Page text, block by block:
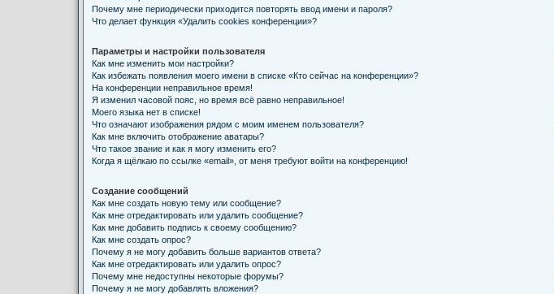
Почему мне периодически приходится повторять ввод имени и пароля?
Что делает функция «Удалить cookies конференции»?
Параметры и настройки пользователя
Как мне изменить мои настройки?
Как избежать появления моего имени в списке «Кто сейчас на конференции»?
На конференции неправильное время!
Я изменил часовой пояс, но время всё равно неправильное!
Моего языка нет в списке!
Что означают изображения рядом с моим именем пользователя?
Как мне включить отображение аватары?
Что такое звание и как я могу изменить его?
Когда я щёлкаю по ссылке «email», от меня требуют войти на конференцию!
Создание сообщений
Как мне создать новую тему или сообщение?
Как мне отредактировать или удалить сообщение?
Как мне добавить подпись к своему сообщению?
Как мне создать опрос?
Почему я не могу добавить больше вариантов ответа?
Как мне отредактировать или удалить опрос?
Почему мне недоступны некоторые форумы?
Почему я не могу добавлять вложения?